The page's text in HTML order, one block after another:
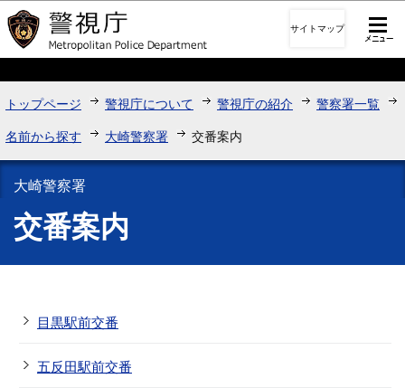
このページの本文へ移動
サイトマップ
トップページ 警視庁について 警視庁の紹介 警察署一覧
名前から探す 大崎警察署 交番案内
大崎警察署
交番案内
目黒駅前交番
五反田駅前交番